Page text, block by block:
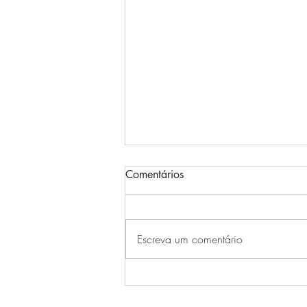
BNDES amplia ProFloresta+ e
Comentários
Escreva um comentário